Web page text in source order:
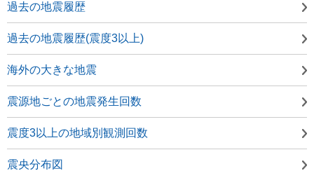
過去の地震履歴
過去の地震履歴(震度3以上)
海外の大きな地震
震源地ごとの地震発生回数
震度3以上の地域別観測回数
震央分布図